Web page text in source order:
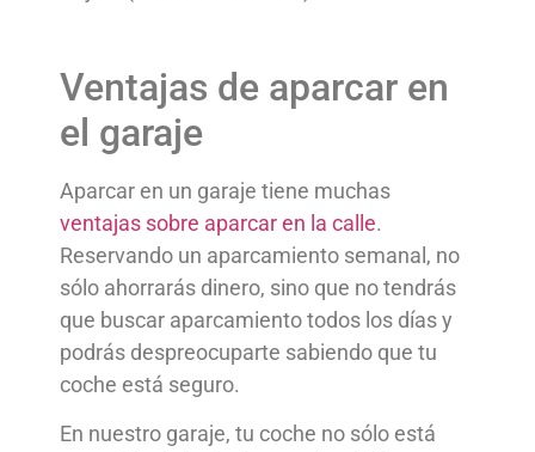
Ventajas de aparcar en
el garaje
Aparcar en un garaje tiene muchas
ventajas sobre aparcar en la calle.
Reservando un aparcamiento semanal, no
sólo ahorrarás dinero, sino que no tendrás
que buscar aparcamiento todos los días y
podrás despreocuparte sabiendo que tu
coche está seguro.
En nuestro garaje, tu coche no sólo está